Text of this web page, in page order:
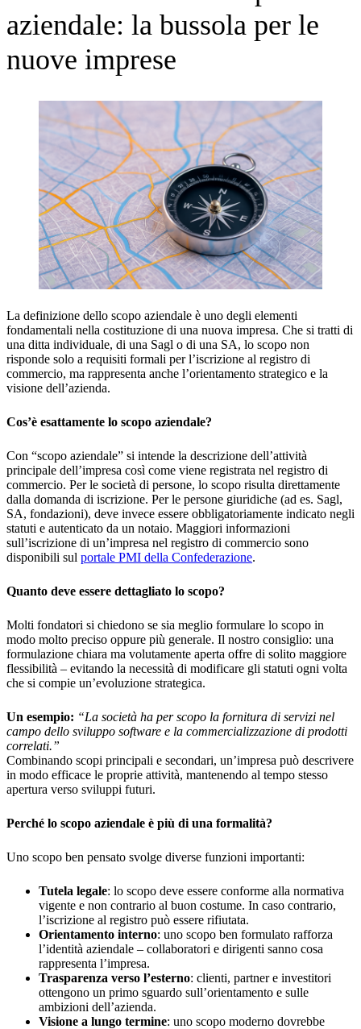
aziendale: la bussola per le
nuove imprese
La definizione dello scopo aziendale è uno degli elementi
fondamentali nella costituzione di una nuova impresa. Che si tratti di
una ditta individuale, di una Sagl o di una SA, lo scopo non
risponde solo a requisiti formali per l’iscrizione al registro di
commercio, ma rappresenta anche l’orientamento strategico e la
visione dell’azienda.
Cos’è esattamente lo scopo aziendale?
Con “scopo aziendale” si intende la descrizione dell’attività
principale dell’impresa così come viene registrata nel registro di
commercio. Per le società di persone, lo scopo risulta direttamente
dalla domanda di iscrizione. Per le persone giuridiche (ad es. Sagl,
SA, fondazioni), deve invece essere obbligatoriamente indicato negli
statuti e autenticato da un notaio. Maggiori informazioni
sull’iscrizione di un’impresa nel registro di commercio sono
disponibili sul portale PMI della Confederazione.
Quanto deve essere dettagliato lo scopo?
Molti fondatori si chiedono se sia meglio formulare lo scopo in
modo molto preciso oppure più generale. Il nostro consiglio: una
formulazione chiara ma volutamente aperta offre di solito maggiore
flessibilità – evitando la necessità di modificare gli statuti ogni volta
che si compie un’evoluzione strategica.
Un esempio: “La società ha per scopo la fornitura di servizi nel
campo dello sviluppo software e la commercializzazione di prodotti
correlati.”
Combinando scopi principali e secondari, un’impresa può descrivere
in modo efficace le proprie attività, mantenendo al tempo stesso
apertura verso sviluppi futuri.
Perché lo scopo aziendale è più di una formalità?
Uno scopo ben pensato svolge diverse funzioni importanti:
Tutela legale: lo scopo deve essere conforme alla normativa
vigente e non contrario al buon costume. In caso contrario,
l’iscrizione al registro può essere rifiutata.
Orientamento interno: uno scopo ben formulato rafforza
l’identità aziendale – collaboratori e dirigenti sanno cosa
rappresenta l’impresa.
Trasparenza verso l’esterno: clienti, partner e investitori
ottengono un primo sguardo sull’orientamento e sulle
ambizioni dell’azienda.
Visione a lungo termine: uno scopo moderno dovrebbe